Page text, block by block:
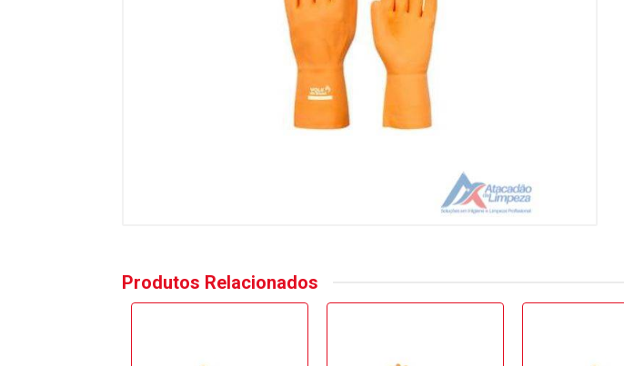
Produtos Relacionados